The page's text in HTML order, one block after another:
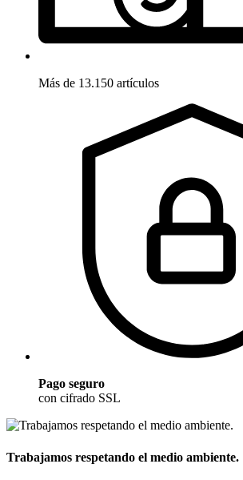
Más de 13.150 artículos
Pago seguro
con cifrado SSL
Trabajamos respetando el medio ambiente.